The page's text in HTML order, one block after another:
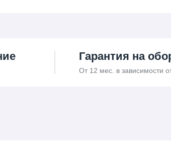
Гарантия на
От 12 мес. в зависимости